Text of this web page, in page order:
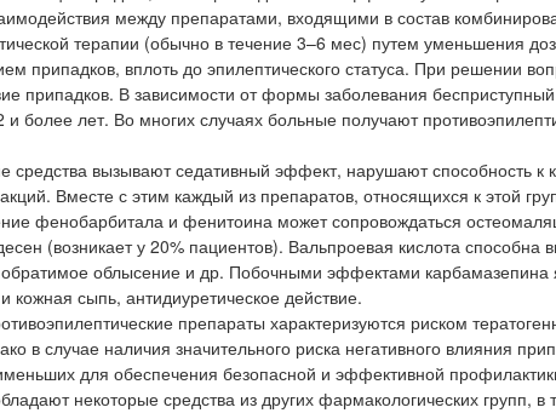
между препаратами, входящими в состав
терапии (обычно в течение 3–6 мес) путем уменьшения
припадков, вплоть до эпилептического статуса. При решении
припадков. В зависимости от формы заболевания
более лет. Во многих случаях больные получают
средства вызывают седативный эффект, нарушают способность к
Вместе с этим каждый из препаратов, относящихся к этой
фенобарбитала и фенитоина может сопровождаться
(возникает у 20% пациентов). Вальпроевая кислота способна
облысение и др. Побочными эффектами карбамазепина
сыпь, антидиуретическое действие.
препараты характеризуются риском
в случае наличия значительного риска негативного влияния
для обеспечения безопасной и эффективной
некоторые средства из других фармакологических групп, в